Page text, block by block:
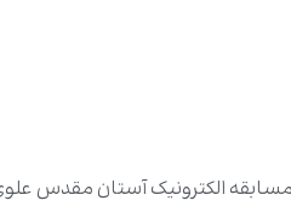
الکترونیک آستان مقدس